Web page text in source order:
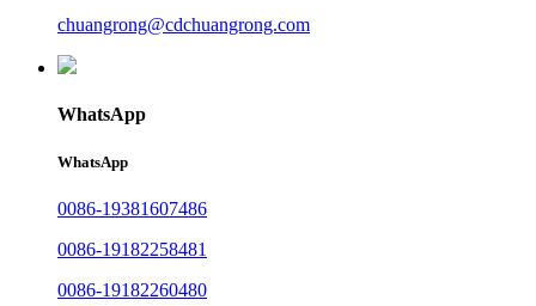
chuangrong@cdchuangrong.com
WhatsApp
WhatsApp
0086-19381607486
0086-19182258481
0086-19182260480